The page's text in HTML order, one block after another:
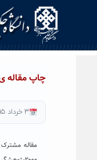
چاپ مقاله
۳ خرداد ۱۳۹۵
مقاله